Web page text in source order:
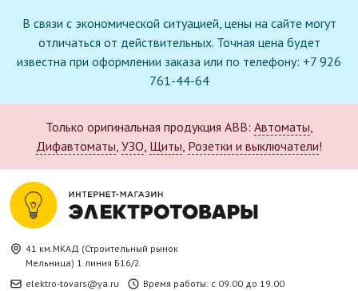
В связи с экономической ситуацией, цены на сайте могут
отличаться от действительных. Точная цена будет
известна при оформлении заказа или по телефону: +7 926
761-44-64
Только оригинальная продукция ABB: Автоматы,
Дифавтоматы, УЗО, Щиты, Розетки и выключатели!
41 км.МКАД (Строительный рынок
Мельница) 1 линия Б16/2
elektro-tovars@ya.ru
Время работы: с 09.00 до 19.00